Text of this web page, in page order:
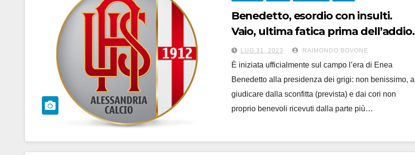
Benedetto, esordio con insulti.
Vaio, ultima fatica prima dell’addio.
Al ‘Mocca’ ha vinto 1-0 la Samp
LUG 31, 2023 RAIMONDO BOVONE
È iniziata ufficialmente sul campo l’era di Enea
Benedetto alla presidenza dei grigi: non benissimo, a
giudicare dalla sconfitta (prevista) e dai cori non
proprio benevoli ricevuti dalla parte più…